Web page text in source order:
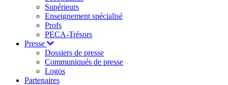
Supérieurs
Enseignement spécialisé
Profs
PECA-Trésors
Presse
Dossiers de presse
Communiqués de presse
Logos
Partenaires